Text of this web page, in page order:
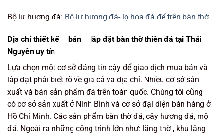
Bộ lư hương đá: Bộ lư hương đá- lọ hoa đá để trên bàn thờ.
Địa chỉ thiết kế – bán – lắp đặt bàn thờ thiên đá tại Thái
Nguyên uy tín
Lựa chọn một cơ sở đáng tin cậy để giao dịch mua bán và
lắp đặt phải biết rõ về giá cả và địa chỉ. Nhiều cơ sở sản
xuất và bán sản phẩm đá trên toàn quốc. Chúng tôi cũng
có cơ sở sản xuất ở Ninh Bình và cơ sở đại diện bán hàng ở
Hồ Chí Minh. Các sản phẩm bàn thờ đá, cây hương đá, mộ
đá. Ngoài ra những công trình lớn như: lăng thờ , khu lăng